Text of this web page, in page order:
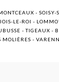
-
LE-ROI -
- TIGEAUX -
-